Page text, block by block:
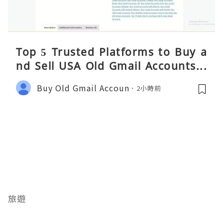
Top 5 Trusted Platforms to Buy a
nd Sell USA Old Gmail Accounts S
afely 2026
Buy Old Gmail Accoun 2小時前
旅遊